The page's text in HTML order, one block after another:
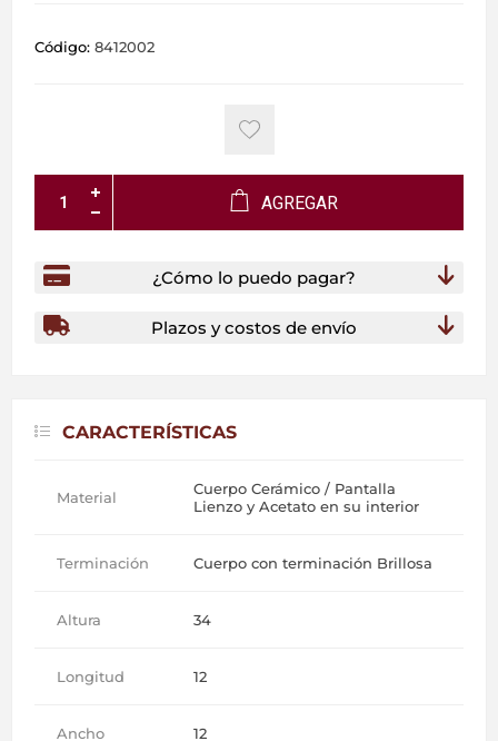
Código: 8412002
AGREGAR
¿Cómo lo puedo pagar?
Plazos y costos de envío
CARACTERÍSTICAS
Material
Cuerpo Cerámico / Pantalla
Lienzo y Acetato en su interior
Terminación Cuerpo con terminación Brillosa
Altura 34
Longitud 12
Ancho 12